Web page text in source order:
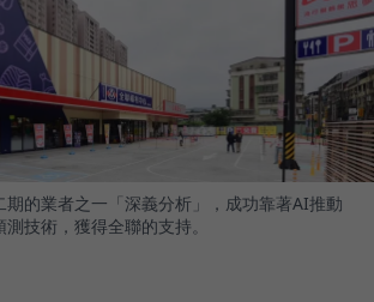
的業者之一「深義分析」，成功靠著AI推動
技術，獲得全聯的支持。